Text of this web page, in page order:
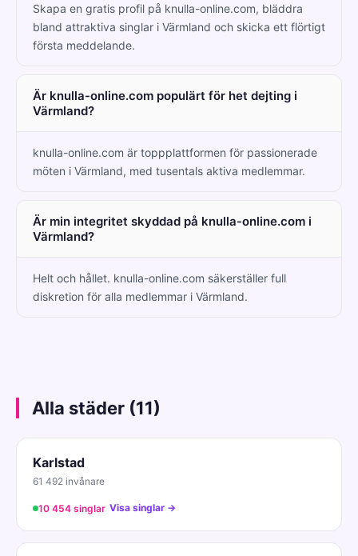
Skapa en gratis profil på knulla-online.com, bläddra
bland attraktiva singlar i Värmland och skicka ett flörtigt
första meddelande.
Är knulla-online.com populärt för het dejting i
Värmland?
knulla-online.com är toppplattformen för passionerade
möten i Värmland, med tusentals aktiva medlemmar.
Är min integritet skyddad på knulla-online.com i
Värmland?
Helt och hållet. knulla-online.com säkerställer full
diskretion för alla medlemmar i Värmland.
Alla städer (11)
Karlstad
61 492 invånare
10 454 singlar Visa singlar →